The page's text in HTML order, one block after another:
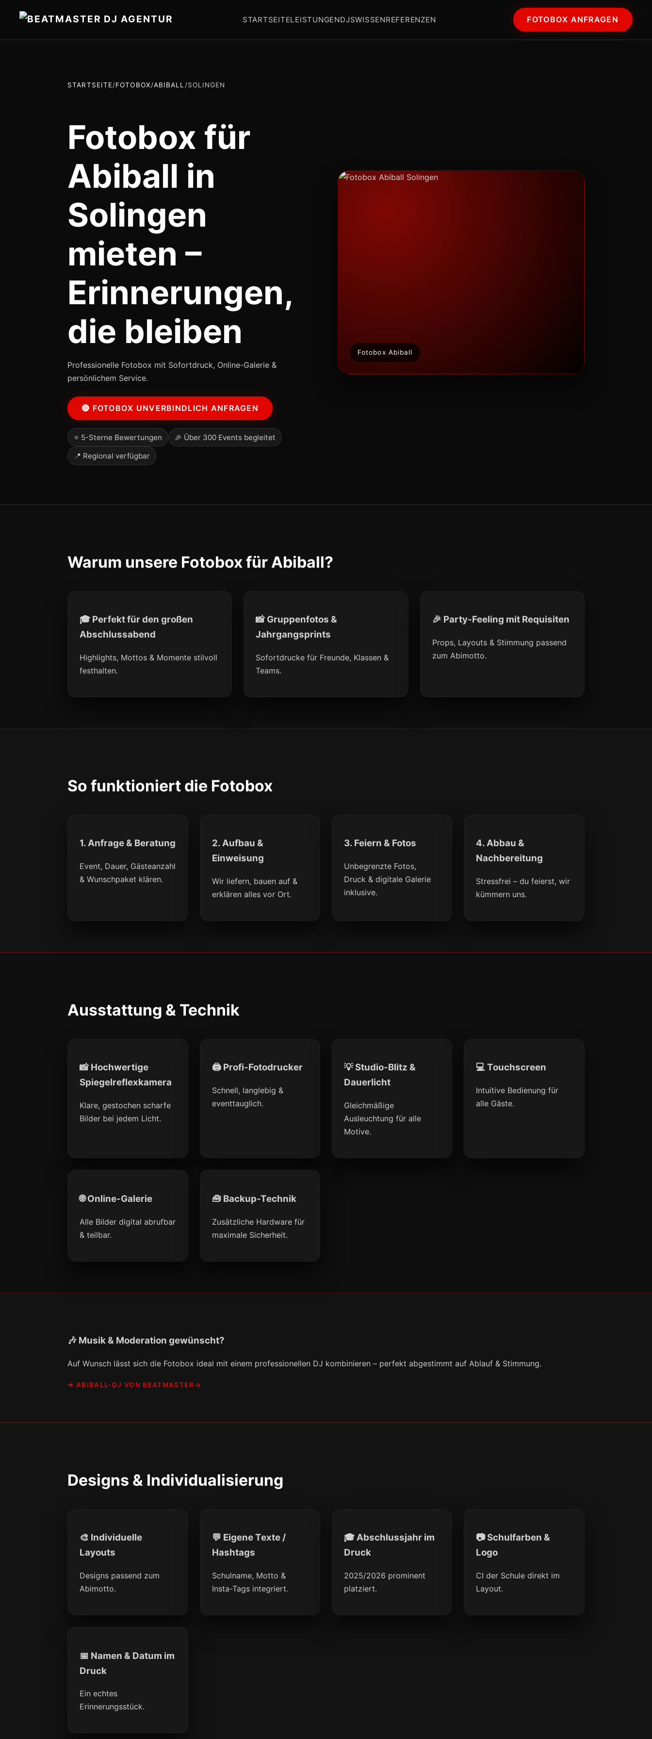
STARTSEITELEISTUNGENDJSWISSENREFERENZEN FOTOBOX ANFRAGEN
STARTSEITE/FOTOBOX/ABIBALL /SOLINGEN
Fotobox für
Abiball in
Solingen
mieten –
Erinnerungen,
die bleiben
Professionelle Fotobox mit Sofortdruck, Online-Galerie &
persönlichem Service.
🔴 FOTOBOX UNVERBINDLICH ANFRAGEN
⭐ 5-Sterne Bewertungen 🎉 Über 300 Events begleitet
📍 Regional verfügbar
Fotobox Abiball
Warum unsere Fotobox für Abiball?
🎓 Perfekt für den großen
Abschlussabend
Highlights, Mottos & Momente stilvoll
festhalten.
📸 Gruppenfotos &
Jahrgangsprints
Sofortdrucke für Freunde, Klassen &
Teams.
🎉 Party-Feeling mit Requisiten
Props, Layouts & Stimmung passend
zum Abimotto.
So funktioniert die Fotobox
1. Anfrage & Beratung
Event, Dauer, Gästeanzahl
& Wunschpaket klären.
2. Aufbau &
Einweisung
Wir liefern, bauen auf &
erklären alles vor Ort.
3. Feiern & Fotos
Unbegrenzte Fotos,
Druck & digitale Galerie
inklusive.
4. Abbau &
Nachbereitung
Stressfrei – du feierst, wir
kümmern uns.
Ausstattung & Technik
📸 Hochwertige
Spiegelreflexkamera
Klare, gestochen scharfe
Bilder bei jedem Licht.
🖨 Profi-Fotodrucker
Schnell, langlebig &
eventtauglich.
💡 Studio-Blitz &
Dauerlicht
Gleichmäßige
Ausleuchtung für alle
Motive.
💻 Touchscreen
Intuitive Bedienung für
alle Gäste.
🌐 Online-Galerie
Alle Bilder digital abrufbar
& teilbar.
🧰 Backup-Technik
Zusätzliche Hardware für
maximale Sicherheit.
🎶 Musik & Moderation gewünscht?
Auf Wunsch lässt sich die Fotobox ideal mit einem professionellen DJ kombinieren – perfekt abgestimmt auf Ablauf & Stimmung.
➜ ABIBALL-DJ VON BEATMASTER
Designs & Individualisierung
🎨 Individuelle
Layouts
Designs passend zum
Abimotto.
💬 Eigene Texte /
Hashtags
Schulname, Motto &
Insta-Tags integriert.
🎓 Abschlussjahr im
Druck
2025/2026 prominent
platziert.
📷 Schulfarben &
Logo
CI der Schule direkt im
Layout.
📅 Namen & Datum im
Druck
Ein echtes
Erinnerungsstück.